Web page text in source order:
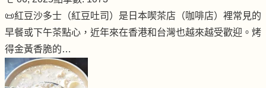
📜紅豆沙多士（紅豆吐司）是日本喫茶店（咖啡店）裡常見的
早餐或下午茶點心，近年來在香港和台灣也越來越受歡迎。烤
得金黃香脆的…